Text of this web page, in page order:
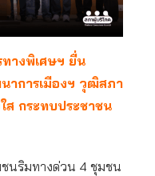
างพิเศษฯ ยื่น
าการเมืองฯ วุฒิสภา
ส กระทบประชาชน
นริมทางด่วน 4 ชุมชน